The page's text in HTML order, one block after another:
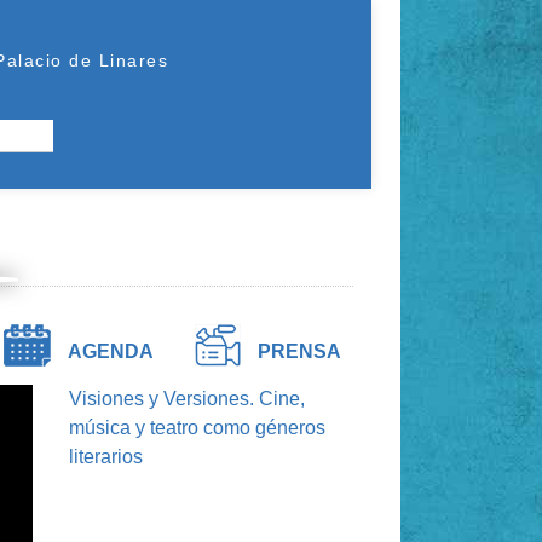
de Linares
apoyo
telefonica
AGENDA PRENSA
Visiones y Versiones. Cine,
música y teatro como géneros
literarios